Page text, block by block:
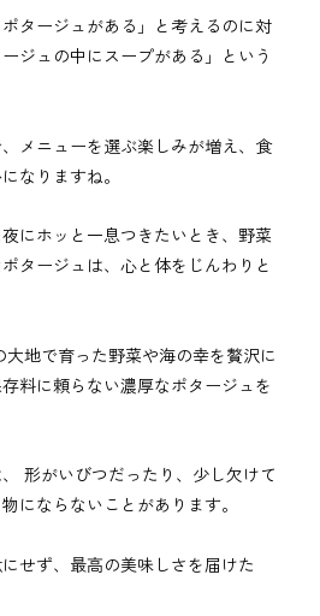
タージュがある」と考えるのに対
ジュの中にスープがある」という
メニューを選ぶ楽しみが増え、食
なりますね。
にホッと一息つきたいとき、野菜
タージュは、心と体をじんわりと
大地で育った野菜や海の幸を贅沢に
料に頼らない濃厚なポタージュを
形がいびつだったり、少し欠けて
にならないことがあります。
せず、最高の美味しさを届けた